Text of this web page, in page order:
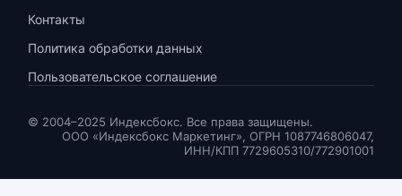
Контакты
Политика обработки данных
Пользовательское соглашение
© 2004–2025 Индексбокс. Все права защищены.
ООО «Индексбокс Маркетинг», ОГРН 1087746806047,
ИНН/КПП 7729605310/772901001